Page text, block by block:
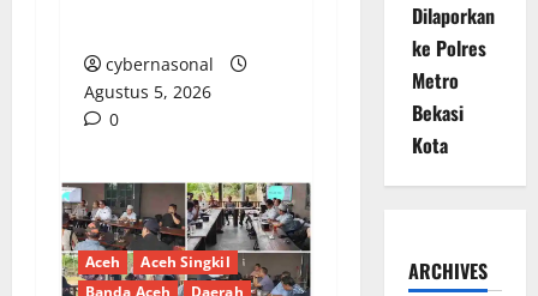
cybernasonal
Agustus 5, 2026
0
Aceh
Aceh Singkil
Banda Aceh
Daerah
Dilaporkan
ke Polres
Metro
Bekasi
Kota
ARCHIVES